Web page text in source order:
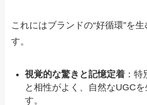
これにはブランドの“好循環”を
す。
視覚的な驚きと記憶定着 ：
と相性がよく、自然なUGC
す。